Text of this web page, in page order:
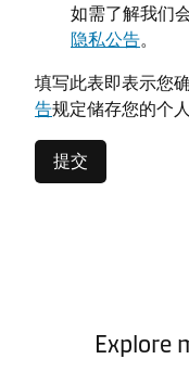
如需了解我们
隐私公告。
填写此表即表示您
告规定储存您的个人
提交
Explore